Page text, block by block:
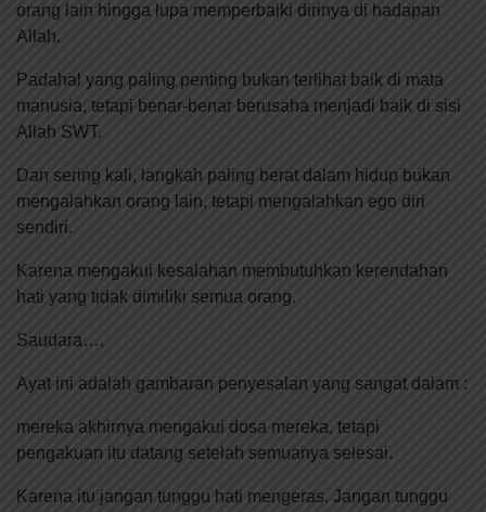
orang lain hingga lupa memperbaiki dirinya di hadapan
Allah.
Padahal yang paling penting bukan terlihat baik di mata
manusia, tetapi benar-benar berusaha menjadi baik di sisi
Allah SWT.
Dan sering kali, langkah paling berat dalam hidup bukan
mengalahkan orang lain, tetapi mengalahkan ego diri
sendiri.
Karena mengakui kesalahan membutuhkan kerendahan
hati yang tidak dimiliki semua orang.
Saudara…,
Ayat ini adalah gambaran penyesalan yang sangat dalam :
mereka akhirnya mengakui dosa mereka, tetapi
pengakuan itu datang setelah semuanya selesai.
Karena itu jangan tunggu hati mengeras. Jangan tunggu